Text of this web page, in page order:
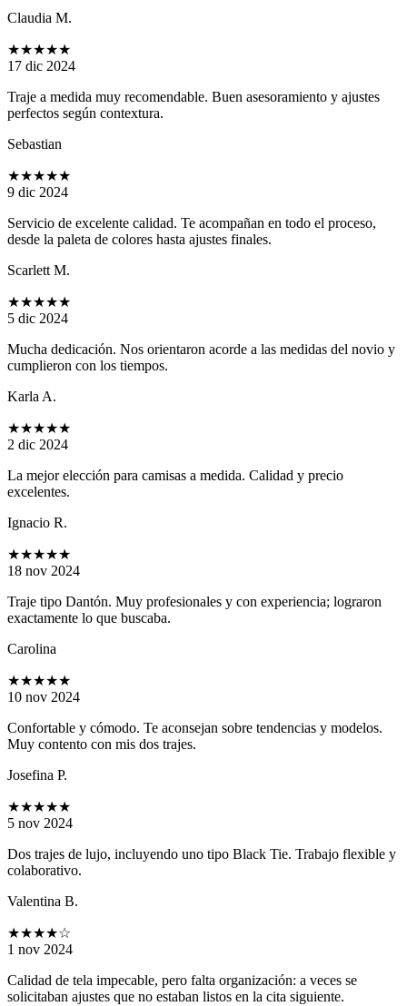
Claudia M.
★★★★★
17 dic 2024
Traje a medida muy recomendable. Buen asesoramiento y ajustes
perfectos según contextura.
Sebastian
★★★★★
9 dic 2024
Servicio de excelente calidad. Te acompañan en todo el proceso,
desde la paleta de colores hasta ajustes finales.
Scarlett M.
★★★★★
5 dic 2024
Mucha dedicación. Nos orientaron acorde a las medidas del novio y
cumplieron con los tiempos.
Karla A.
★★★★★
2 dic 2024
La mejor elección para camisas a medida. Calidad y precio
excelentes.
Ignacio R.
★★★★★
18 nov 2024
Traje tipo Dantón. Muy profesionales y con experiencia; lograron
exactamente lo que buscaba.
Carolina
★★★★★
10 nov 2024
Confortable y cómodo. Te aconsejan sobre tendencias y modelos.
Muy contento con mis dos trajes.
Josefina P.
★★★★★
5 nov 2024
Dos trajes de lujo, incluyendo uno tipo Black Tie. Trabajo flexible y
colaborativo.
Valentina B.
★★★★☆
1 nov 2024
Calidad de tela impecable, pero falta organización: a veces se
solicitaban ajustes que no estaban listos en la cita siguiente.